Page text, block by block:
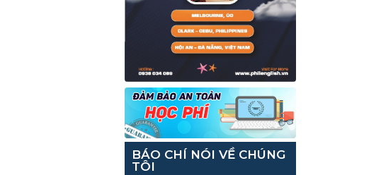
BÁO CHÍ NÓI VỀ CHÚNG
TÔI